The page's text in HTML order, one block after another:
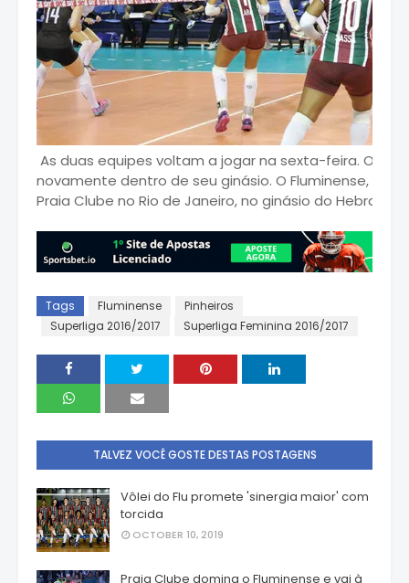
As duas equipes voltam a jogar na sexta-feira. O
novamente dentro de seu ginásio. O Fluminense, por
Praia Clube no Rio de Janeiro, no ginásio do Hebraica.
Tags Fluminense
Pinheiros
Superliga 2016/2017
Superliga Feminina 2016/2017
TALVEZ VOCÊ GOSTE DESTAS POSTAGENS
Vôlei do Flu promete 'sinergia maior' com
torcida
OCTOBER 10, 2019
Praia Clube domina o Fluminense e vai à